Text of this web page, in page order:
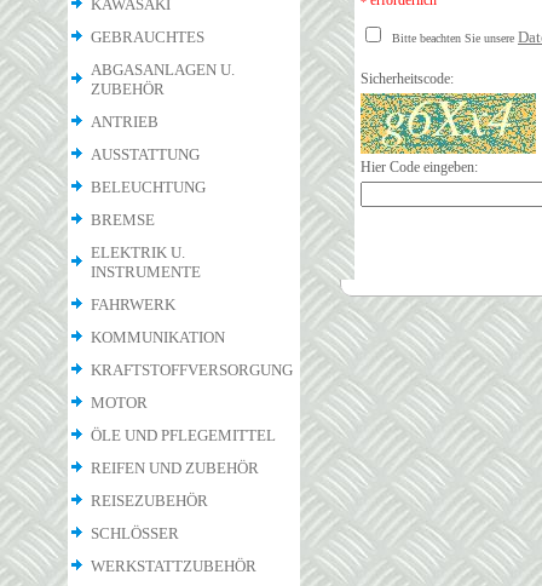
KAWASAKI
GEBRAUCHTES
ABGASANLAGEN U.
ZUBEHÖR
ANTRIEB
AUSSTATTUNG
BELEUCHTUNG
BREMSE
ELEKTRIK U.
INSTRUMENTE
FAHRWERK
KOMMUNIKATION
KRAFTSTOFFVERSORGUNG
MOTOR
ÖLE UND PFLEGEMITTEL
REIFEN UND ZUBEHÖR
REISEZUBEHÖR
SCHLÖSSER
WERKSTATTZUBEHÖR
Bitte beachten Sie unsere
Sicherheitscode:
Hier Code eingeben: